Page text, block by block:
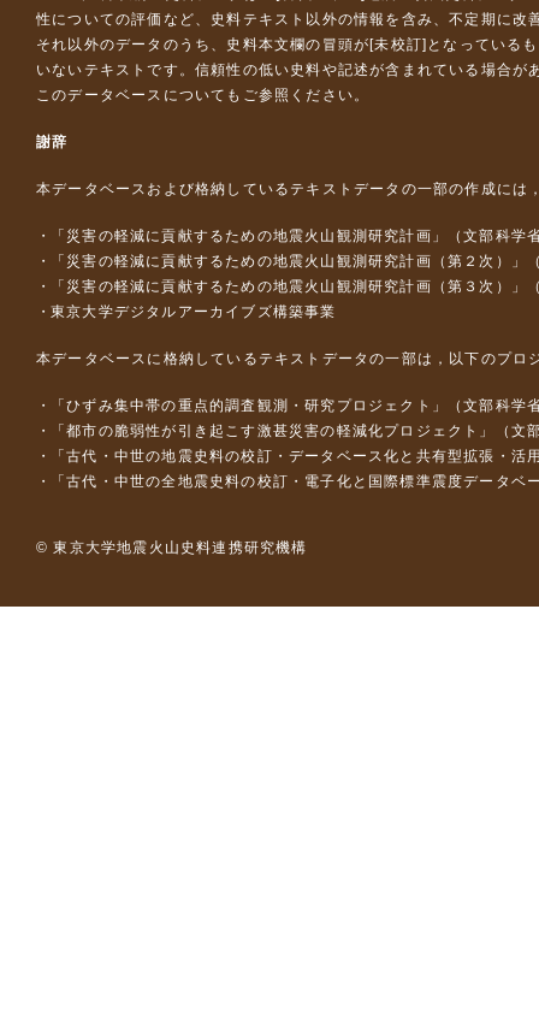
性についての評価など、史料テキスト以外の情報を含み、不定期に改
それ以外のデータのうち、史料本文欄の冒頭が[未校訂]となっている
いないテキストです。信頼性の低い史料や記述が含まれている場合が
このデータベースについて もご参照ください。
謝辞
本データベースおよび格納しているテキストデータの一部の作成には
「災害の軽減に貢献するための地震火山観測研究計画」（文部科学
「災害の軽減に貢献するための地震火山観測研究計画（第２次）」
「災害の軽減に貢献するための地震火山観測研究計画（第３次）」
東京大学デジタルアーカイブズ構築事業
本データベースに格納しているテキストデータの一部は，以下のプロ
「ひずみ集中帯の重点的調査観測・研究プロジェクト」（文部科
「都市の脆弱性が引き起こす激甚災害の軽減化プロジェクト」（
「古代・中世の地震史料の校訂・データベース化と共有型拡張・
「古代・中世の全地震史料の校訂・電子化と国際標準震度データ
© 東京大学地震火山史料連携研究機構